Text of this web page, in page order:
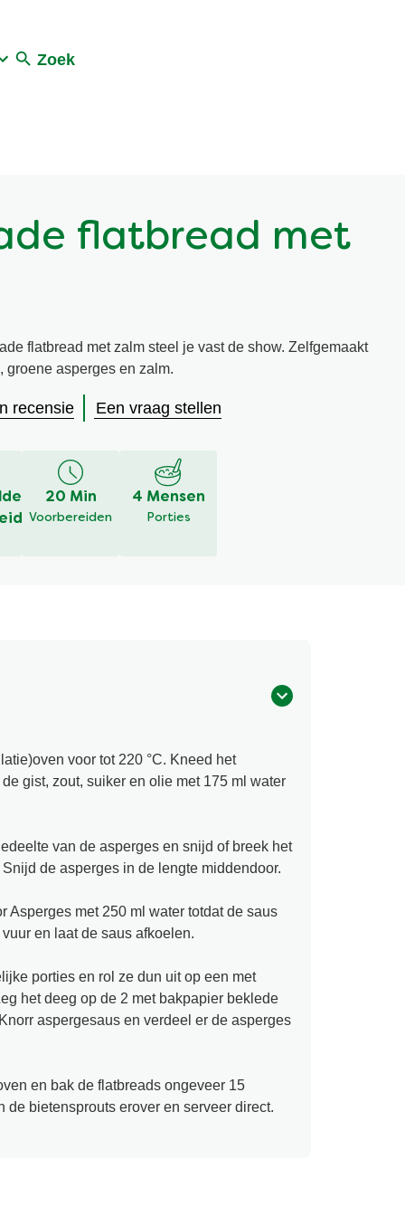
Zoek
flatbread met
flatbread met zalm steel je vast de show. Zelfgemaakt
groene asperges en zalm.
recensie Een vraag stellen
20 Min
Voorbereiden
4 Mensen
Porties
voor tot 220 °C. Kneed het
gist, zout, suiker en olie met 175 ml water
van de asperges en snijd of breek het
de asperges in de lengte middendoor.
Asperges met 250 ml water totdat de saus
en laat de saus afkoelen.
porties en rol ze dun uit op een met
het deeg op de 2 met bakpapier beklede
aspergesaus en verdeel er de asperges
en bak de flatbreads ongeveer 15
de bietensprouts erover en serveer direct.